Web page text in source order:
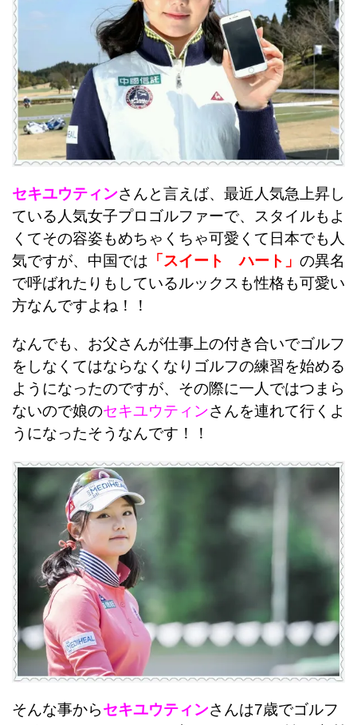
セキユウティンさんと言えば、最近人気急上昇し
ている人気女子プロゴルファーで、スタイルもよ
くてその容姿もめちゃくちゃ可愛くて日本でも人
気ですが、中国では 「スイート ハート」 の異名
で呼ばれたりもしているルックスも性格も可愛い
方なんですよね！！
なんでも、お父さんが仕事上の付き合いでゴルフ
をしなくてはならなくなりゴルフの練習を始める
ようになったのですが、その際に一人ではつまら
ないので娘のセキユウティンさんを連れて行くよ
うになったそうなんです！！
そんな事からセキユウティンさんは7歳でゴルフ